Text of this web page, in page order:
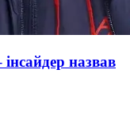
назвав